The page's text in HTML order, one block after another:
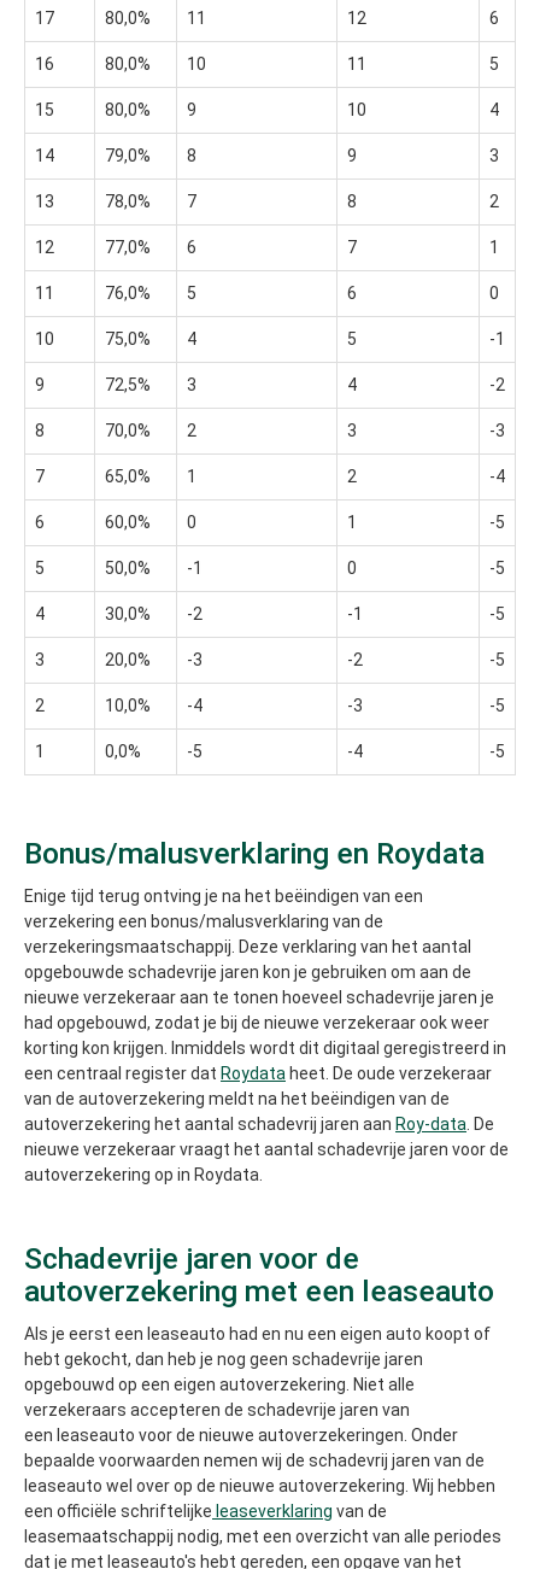
17 80,0% 11 12 6
16 80,0% 10 11 5
15 80,0% 9 10 4
14 79,0% 8 9 3
13 78,0% 7 8 2
12 77,0% 6 7 1
11 76,0% 5 6 0
10 75,0% 4 5 -1
9 72,5% 3 4 -2
8 70,0% 2 3 -3
7 65,0% 1 2 -4
6 60,0% 0 1 -5
5 50,0% -1 0 -5
4 30,0% -2 -1 -5
3 20,0% -3 -2 -5
2 10,0% -4 -3 -5
1 0,0% -5 -4 -5
Bonus/malusverklaring en Roydata
Enige tijd terug ontving je na het beëindigen van een
verzekering een bonus/malusverklaring van de
verzekeringsmaatschappij. Deze verklaring van het aantal
opgebouwde schadevrije jaren kon je gebruiken om aan de
nieuwe verzekeraar aan te tonen hoeveel schadevrije jaren je
had opgebouwd, zodat je bij de nieuwe verzekeraar ook weer
korting kon krijgen. Inmiddels wordt dit digitaal geregistreerd in
een centraal register dat Roydata heet. De oude verzekeraar
van de autoverzekering meldt na het beëindigen van de
autoverzekering het aantal schadevrij jaren aan Roy-data . De
nieuwe verzekeraar vraagt het aantal schadevrije jaren voor de
autoverzekering op in Roydata.
Schadevrije jaren voor de
autoverzekering met een leaseauto
Als je eerst een leaseauto had en nu een eigen auto koopt of
hebt gekocht, dan heb je nog geen schadevrije jaren
opgebouwd op een eigen autoverzekering. Niet alle
verzekeraars accepteren de schadevrije jaren van
een leaseauto voor de nieuwe autoverzekeringen. Onder
bepaalde voorwaarden nemen wij de schadevrij jaren van de
leaseauto wel over op de nieuwe autoverzekering. Wij hebben
een officiële schriftelijke leaseverklaring van de
leasemaatschappij nodig, met een overzicht van alle periodes
dat je met leaseauto's hebt gereden, een opgave van het